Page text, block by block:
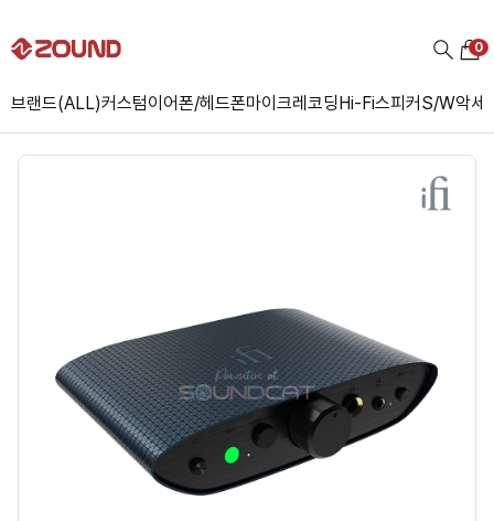
브랜드(ALL)커스텀이어폰/헤드폰마이크레코딩Hi-Fi스피커S/W악세
0